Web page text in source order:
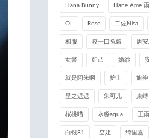
Hana Bunny Hane Ame
OL Rose 二佐Nisa
和服 咬一口兔娘 唐
女警 妲己 婚纱
就是阿朱啊 护士 旗袍
星之迟迟 朱可儿 束缚
桜桃喵 水淼aqua 王
白银81 空姐 绮里嘉